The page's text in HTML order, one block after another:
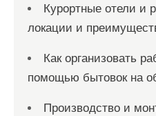
Курортные отели и
локации и
Как организовать
помощью бытовок на
Производство и